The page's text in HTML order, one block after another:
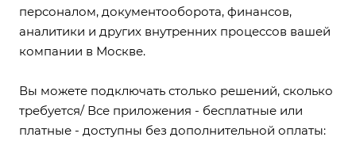
персоналом, документооборота, финансов,
аналитики и других внутренних процессов вашей
компании в Москве.
Вы можете подключать столько решений, сколько
требуется/ Все приложения - бесплатные или
платные - доступны без дополнительной оплаты: